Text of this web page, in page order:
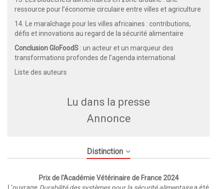
ressource pour l’économie circulaire entre villes et agriculture
14. Le maraîchage pour les villes africaines : contributions,
défis et innovations au regard de la sécurité alimentaire
Conclusion GloFoodS : un acteur et un marqueur des
transformations profondes de l’agenda international
Liste des auteurs
Lu dans la presse
Annonce
Distinction
Prix de l'Académie Vétérinaire de France 2024